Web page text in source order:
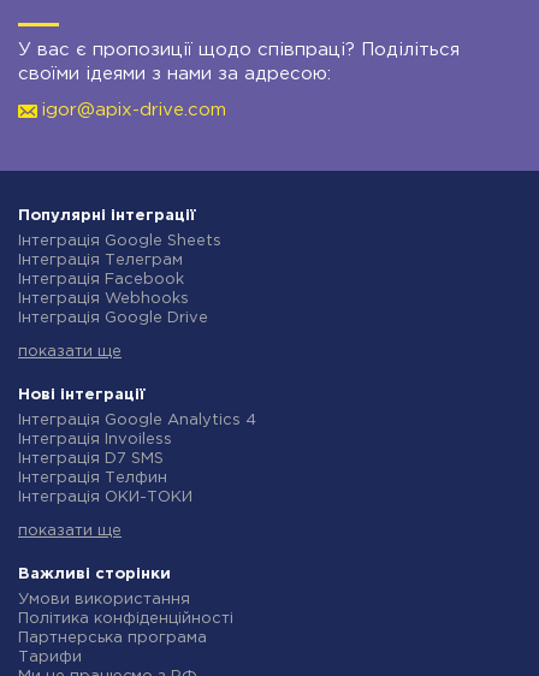
У вас є пропозиції щодо співпраці? Поділіться
своїми ідеями з нами за адресою:
igor@apix-drive.com
Популярні інтеграції
Інтеграція Google Sheets
Інтеграція Телеграм
Інтеграція Facebook
Інтеграція Webhooks
Інтеграція Google Drive
Інтеграція Gmail
Інтеграція Rozetka
Інтеграція OpenAI (ChatGPT)
Інтеграція Binotel
Інтеграція Prom
Інтеграція Приват24
Інтеграція OLX
Інтеграція SendPulse
Інтеграція Stream Telecom
Інтеграція Google Analytics
Інтеграція Creatio
Інтеграція Ringostat
Інтеграція Google Calendar
показати ще
Нові інтеграції
Інтеграція Google Analytics 4
Інтеграція Invoiless
Інтеграція D7 SMS
Інтеграція Телфин
Інтеграція ОКИ-ТОКИ
Інтеграція Microsoft Dynamics 365
Інтеграція TxtSync
Інтеграція Wire2Air
Інтеграція Corezoid
Інтеграція Infobip
Інтеграція Instasent
Інтеграція AtomPark
показати ще
Важливі сторінки
Умови використання
Політика конфіденційності
Партнерська програма
Тарифи